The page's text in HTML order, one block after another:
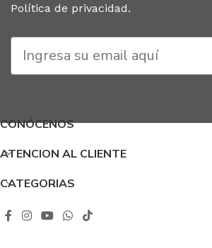
Política de privacidad.
CONÓCENOS
ATENCION AL CLIENTE
CATEGORIAS